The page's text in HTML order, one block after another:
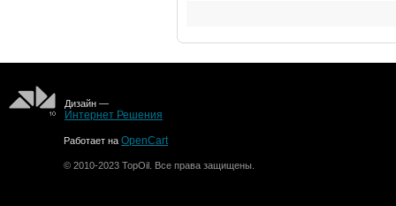
Дизайн —
Интернет Решения
Работает на OpenCart
© 2010-2023 TopOil. Все права защищены.